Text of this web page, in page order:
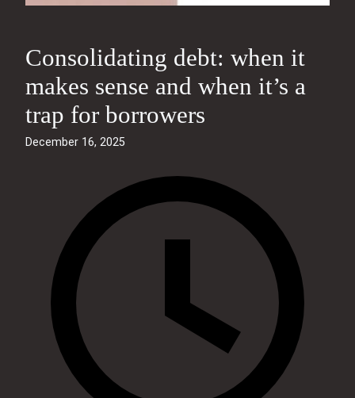
Consolidating debt: when it
makes sense and when it’s a
trap for borrowers
December 16, 2025